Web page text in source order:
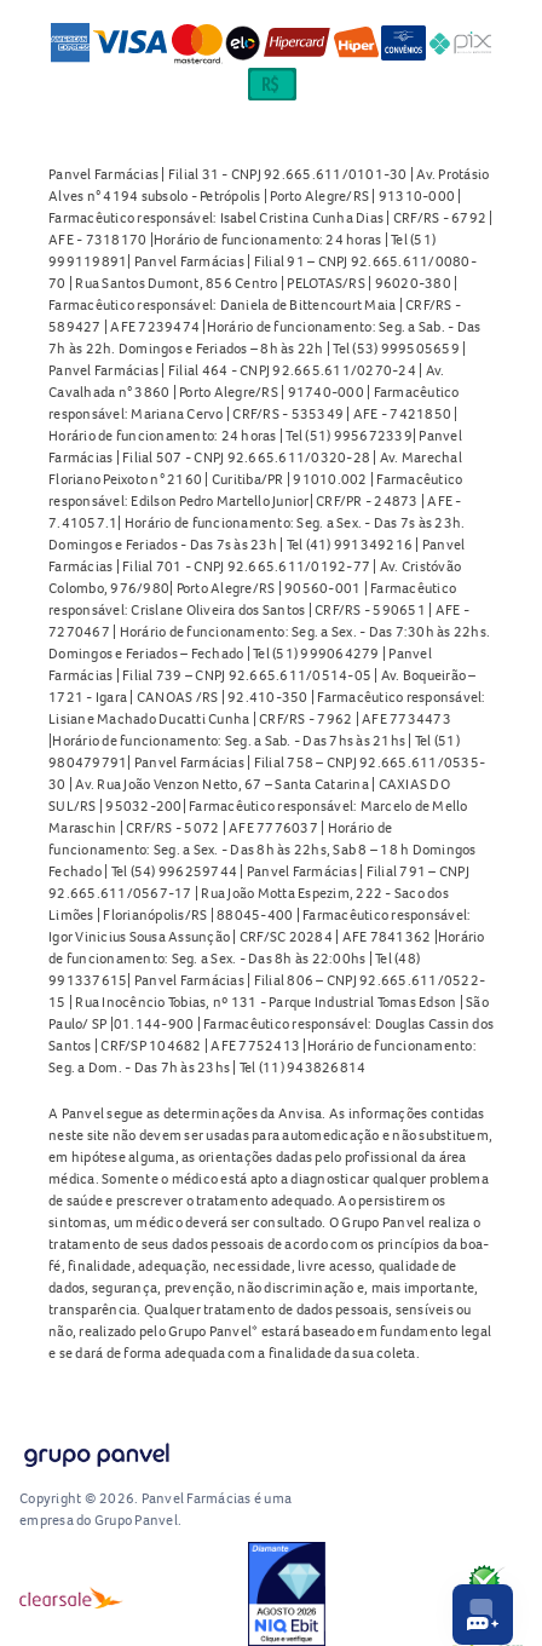
Panvel Farmácias | Filial 31 - CNPJ 92.665.611/0101-30 | Av. Protásio
Alves n° 4194 subsolo - Petrópolis | Porto Alegre/RS | 91310-000 |
Farmacêutico responsável: Isabel Cristina Cunha Dias | CRF/RS - 6792 |
AFE - 7318170 |Horário de funcionamento: 24 horas | Tel (51)
999119891| Panvel Farmácias | Filial 91 – CNPJ 92.665.611/0080-
70 | Rua Santos Dumont, 856 Centro | PELOTAS/RS | 96020-380 |
Farmacêutico responsável: Daniela de Bittencourt Maia | CRF/RS -
589427 | AFE 7239474 |Horário de funcionamento: Seg. a Sab. - Das
7h às 22h. Domingos e Feriados – 8h às 22h | Tel (53) 999505659 |
Panvel Farmácias | Filial 464 - CNPJ 92.665.611/0270-24 | Av.
Cavalhada n° 3860 | Porto Alegre/RS | 91740-000 | Farmacêutico
responsável: Mariana Cervo | CRF/RS - 535349 | AFE - 7421850 |
Horário de funcionamento: 24 horas | Tel (51) 995672339| Panvel
Farmácias | Filial 507 - CNPJ 92.665.611/0320-28 | Av. Marechal
Floriano Peixoto n° 2160 | Curitiba/PR | 91010.002 | Farmacêutico
responsável: Edilson Pedro Martello Junior| CRF/PR - 24873 | AFE -
7.41057.1| Horário de funcionamento: Seg. a Sex. - Das 7s às 23h.
Domingos e Feriados - Das 7s às 23h | Tel (41) 991349216 | Panvel
Farmácias | Filial 701 - CNPJ 92.665.611/0192-77 | Av. Cristóvão
Colombo, 976/980| Porto Alegre/RS | 90560-001 | Farmacêutico
responsável: Crislane Oliveira dos Santos | CRF/RS - 590651 | AFE -
7270467 | Horário de funcionamento: Seg. a Sex. - Das 7:30h às 22hs.
Domingos e Feriados – Fechado | Tel (51) 999064279 | Panvel
Farmácias | Filial 739 – CNPJ 92.665.611/0514-05 | Av. Boqueirão –
1721 - Igara | CANOAS /RS | 92.410-350 | Farmacêutico responsável:
Lisiane Machado Ducatti Cunha | CRF/RS - 7962 | AFE 7734473
|Horário de funcionamento: Seg. a Sab. - Das 7hs às 21hs | Tel (51)
980479791| Panvel Farmácias | Filial 758 – CNPJ 92.665.611/0535-
30 | Av. Rua João Venzon Netto, 67 – Santa Catarina | CAXIAS DO
SUL/RS | 95032-200| Farmacêutico responsável: Marcelo de Mello
Maraschin | CRF/RS - 5072 | AFE 7776037 | Horário de
funcionamento: Seg. a Sex. - Das 8h às 22hs, Sab 8 – 18 h Domingos
Fechado | Tel (54) 996259744 | Panvel Farmácias | Filial 791 – CNPJ
92.665.611/0567-17 | Rua João Motta Espezim, 222 - Saco dos
Limões | Florianópolis/RS | 88045-400 | Farmacêutico responsável:
Igor Vinicius Sousa Assunção | CRF/SC 20284 | AFE 7841362 |Horário
de funcionamento: Seg. a Sex. - Das 8h às 22:00hs | Tel (48)
991337615| Panvel Farmácias | Filial 806 – CNPJ 92.665.611/0522-
15 | Rua Inocêncio Tobias, nº 131 - Parque Industrial Tomas Edson | São
Paulo/ SP |01.144-900 | Farmacêutico responsável: Douglas Cassin dos
Santos | CRF/SP 104682 | AFE 7752413 |Horário de funcionamento:
Seg. a Dom. - Das 7h às 23hs | Tel (11) 943826814
A Panvel segue as determinações da Anvisa. As informações contidas
neste site não devem ser usadas para automedicação e não substituem,
em hipótese alguma, as orientações dadas pelo profissional da área
médica. Somente o médico está apto a diagnosticar qualquer problema
de saúde e prescrever o tratamento adequado. Ao persistirem os
sintomas, um médico deverá ser consultado. O Grupo Panvel realiza o
tratamento de seus dados pessoais de acordo com os princípios da boa-
fé, finalidade, adequação, necessidade, livre acesso, qualidade de
dados, segurança, prevenção, não discriminação e, mais importante,
transparência. Qualquer tratamento de dados pessoais, sensíveis ou
não, realizado pelo Grupo Panvel* estará baseado em fundamento legal
e se dará de forma adequada com a finalidade da sua coleta.
Copyright © 2026. Panvel Farmácias é uma
empresa do Grupo Panvel.
RA1000